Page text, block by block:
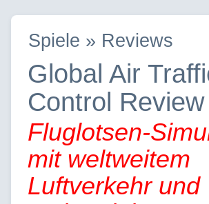
Spiele » Reviews
Global Air
Control Review
Fluglotsen-
mit weltweitem
Luftverkehr und